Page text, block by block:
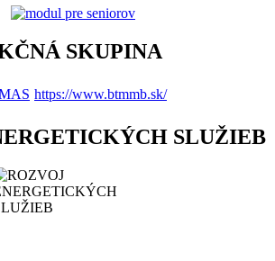
SKUPINA
https://www.btmmb.sk/
SLUŽIEB